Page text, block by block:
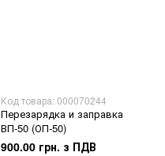
Код товара: 000070244
Перезарядка и заправка
ВП-50 (ОП-50)
900.00 грн. з ПДВ